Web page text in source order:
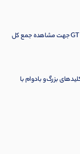
مجهز به دکمه Auto Replay جهت نمایش خودکار مراحل محاسبه و کلید GT جهت مشاهده جمع کل
بزرگ و بادوام با